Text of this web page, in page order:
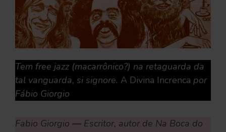
Tem free jazz (macarrônico?) na retaguarda da
tal vanguarda, si signore. A Divina Increnca por
Fábio Giorgio
Fabio Giorgio — Escritor, autor de Na Boca do